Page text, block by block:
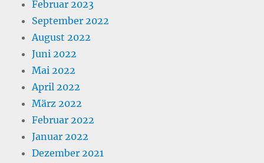
Februar 2023
September 2022
August 2022
Juni 2022
Mai 2022
April 2022
März 2022
Februar 2022
Januar 2022
Dezember 2021